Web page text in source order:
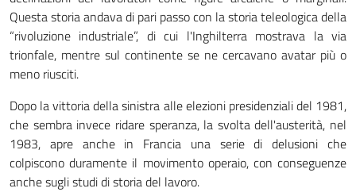
Questa storia andava di pari passo con la storia teleologica della
“rivoluzione industriale”, di cui l'Inghilterra mostrava la via
trionfale, mentre sul continente se ne cercavano avatar più o
meno riusciti.
Dopo la vittoria della sinistra alle elezioni presidenziali del 1981,
che sembra invece ridare speranza, la svolta dell'austerità, nel
1983, apre anche in Francia una serie di delusioni che
colpiscono duramente il movimento operaio, con conseguenze
anche sugli studi di storia del lavoro.